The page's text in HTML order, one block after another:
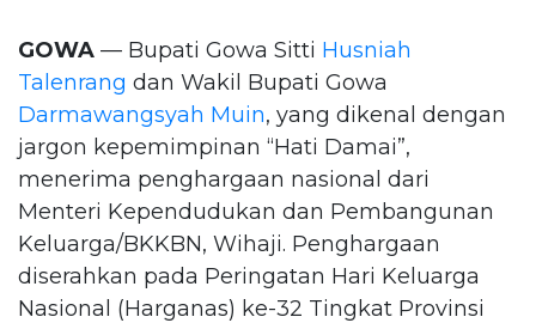
GOWA — Bupati Gowa Sitti Husniah
Talenrang dan Wakil Bupati Gowa
Darmawangsyah Muin, yang dikenal dengan
jargon kepemimpinan “Hati Damai”,
menerima penghargaan nasional dari
Menteri Kependudukan dan Pembangunan
Keluarga/BKKBN, Wihaji. Penghargaan
diserahkan pada Peringatan Hari Keluarga
Nasional (Harganas) ke-32 Tingkat Provinsi